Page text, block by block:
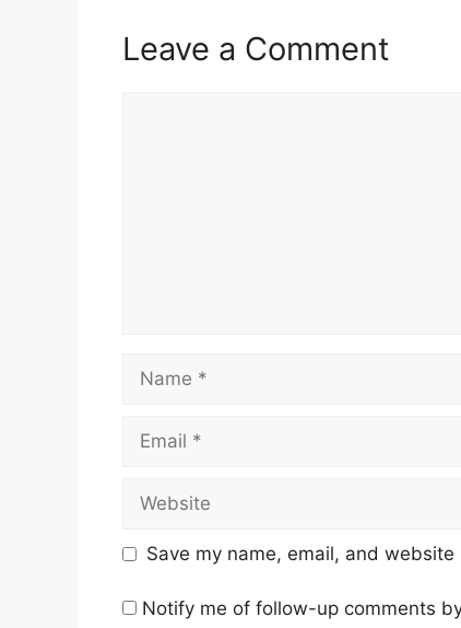
Leave a Comment
Save my name, email, and
Notify me of follow-up comments